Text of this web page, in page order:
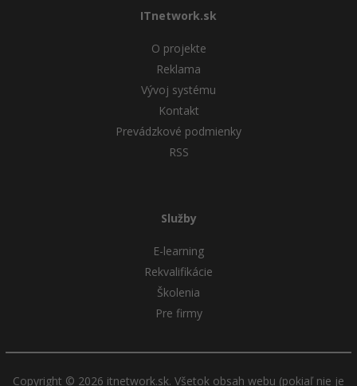
ITnetwork.sk
O projekte
Reklama
Vývoj systému
Kontakt
Prevádzkové podmienky
RSS
Služby
E-learning
Rekvalifikácie
Školenia
Pre firmy
Copyright © 2026 itnetwork.sk. Všetok obsah webu (pokiaľ nie je